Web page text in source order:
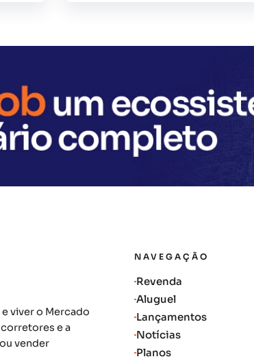
viver o Mercado
e a
vender
NAVEGAÇÃO
Revenda
Aluguel
Lançamentos
Notícias
Planos